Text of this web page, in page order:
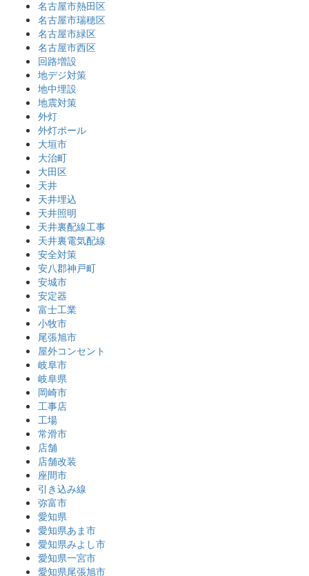
名古屋市熱田区
名古屋市瑞穂区
名古屋市緑区
名古屋市西区
回路増設
地デジ対策
地中埋設
地震対策
外灯
外灯ポール
大垣市
大治町
大田区
天井
天井埋込
天井照明
天井裏配線工事
天井裏電気配線
安全対策
安八郡神戸町
安城市
安定器
富士工業
小牧市
尾張旭市
屋外コンセント
岐阜市
岐阜県
岡崎市
工事店
工場
常滑市
店舗
店舗改装
座間市
引き込み線
弥富市
愛知県
愛知県あま市
愛知県みよし市
愛知県一宮市
愛知県尾張旭市